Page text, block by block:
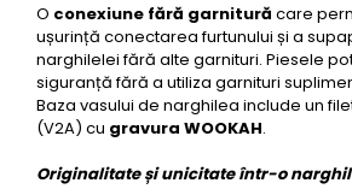
O conexiune fără garnitură care
ușurință conectarea furtunului și a
narghilelei fără alte garnituri. Piesele
siguranță fără a utiliza garnituri
Baza vasului de narghilea include un filet
(V2A) cu gravura WOOKAH.
Originalitate și unicitate într-o